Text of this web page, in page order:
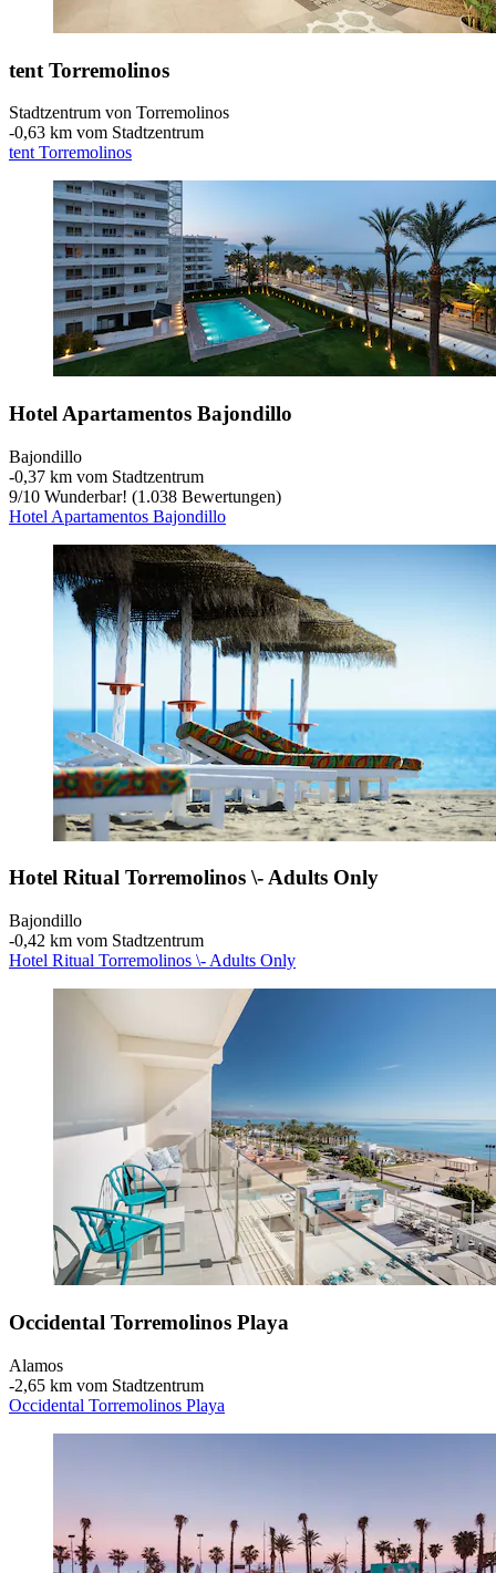
tent Torremolinos
Stadtzentrum von Torremolinos
‐0,63 km vom Stadtzentrum
tent Torremolinos
Hotel Apartamentos Bajondillo
Bajondillo
‐0,37 km vom Stadtzentrum
9/10 Wunderbar! (1.038 Bewertungen)
Hotel Apartamentos Bajondillo
Hotel Ritual Torremolinos \- Adults Only
Bajondillo
‐0,42 km vom Stadtzentrum
Hotel Ritual Torremolinos \- Adults Only
Occidental Torremolinos Playa
Alamos
‐2,65 km vom Stadtzentrum
Occidental Torremolinos Playa